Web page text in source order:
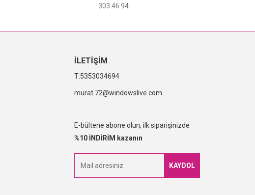
303 46 94
İLETİŞİM
5353034694
murat.72@windowslive.com
E-bültene abone olun, ilk siparişinizde
%10 İNDİRİM kazanın
KAYDOL